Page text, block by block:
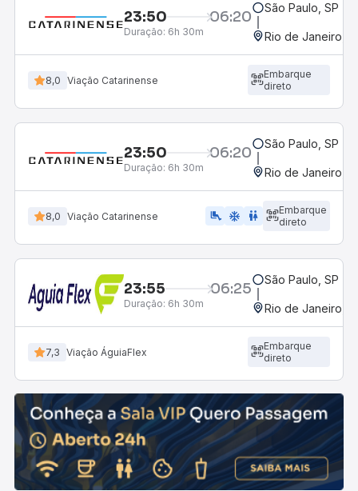
23:50 06:20
Duração: 6h 30m
São Paulo, SP -
Rio de Janeiro,
8,0 Viação Catarinense
Embarque
direto
23:50 06:20
Duração: 6h 30m
São Paulo, SP -
Rio de Janeiro,
8,0 Viação Catarinense airline_seat_legroom_extra ac_unit WC
Embarque
direto
23:55 06:25
Duração: 6h 30m
São Paulo, SP -
Rio de Janeiro,
7,3 Viação ÁguiaFlex
Embarque
direto